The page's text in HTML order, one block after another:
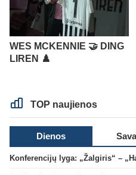
WES MCKENNIE 🤝 DING
LIREN ♟️
TOP naujienos
Dienos